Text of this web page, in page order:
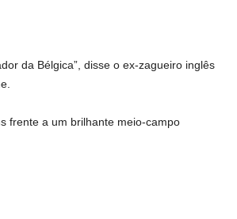
da Bélgica”, disse o ex-zagueiro inglês
frente a um brilhante meio-campo